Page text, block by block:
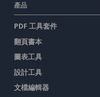
產品
PDF 工具套件
翻頁書本
圖表工具
設計工具
文檔編輯器